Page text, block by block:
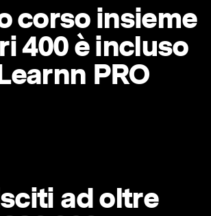
corso insieme
400 è incluso
PRO
ad oltre